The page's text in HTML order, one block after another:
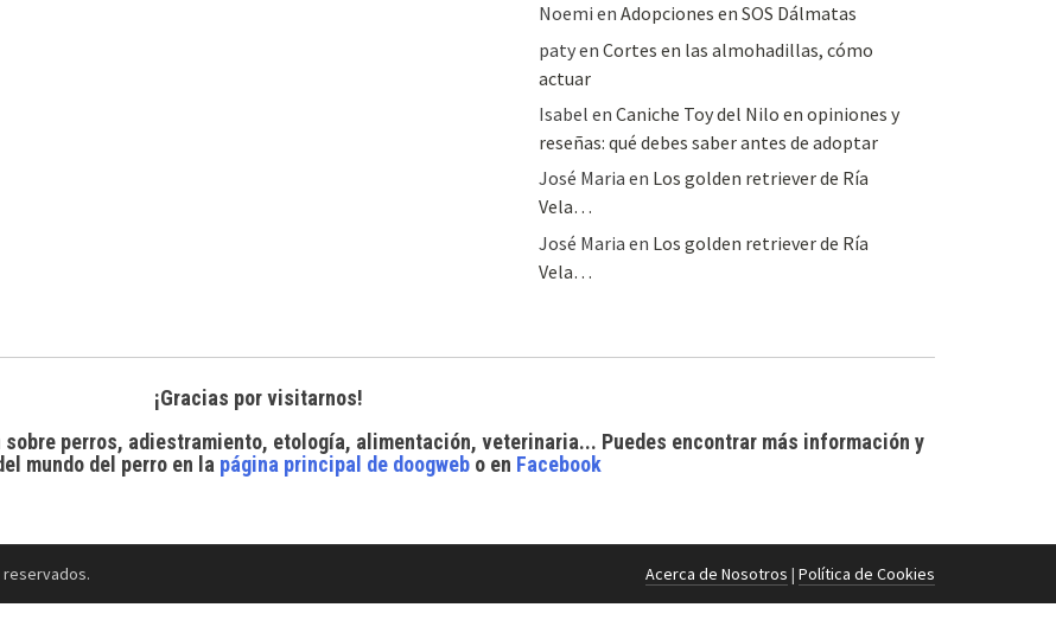
Noemi en Adopciones en SOS Dálmatas
patyen Cortes en las almohadillas, cómo
actuar
Isabel en Caniche Toy del Nilo en opiniones y
reseñas: qué debes saber antes de adoptar
José Maria en Los golden retriever de Ría
Vela…
José Maria en Los golden retriever de Ría
Vela…
¡Gracias por visitarnos!
perros, adiestramiento, etología, alimentación, veterinaria... Puedes encontrar más información y
mundo del perroen la página principal de doogwebo en Facebook
Acerca de Nosotros | Política de Cookies